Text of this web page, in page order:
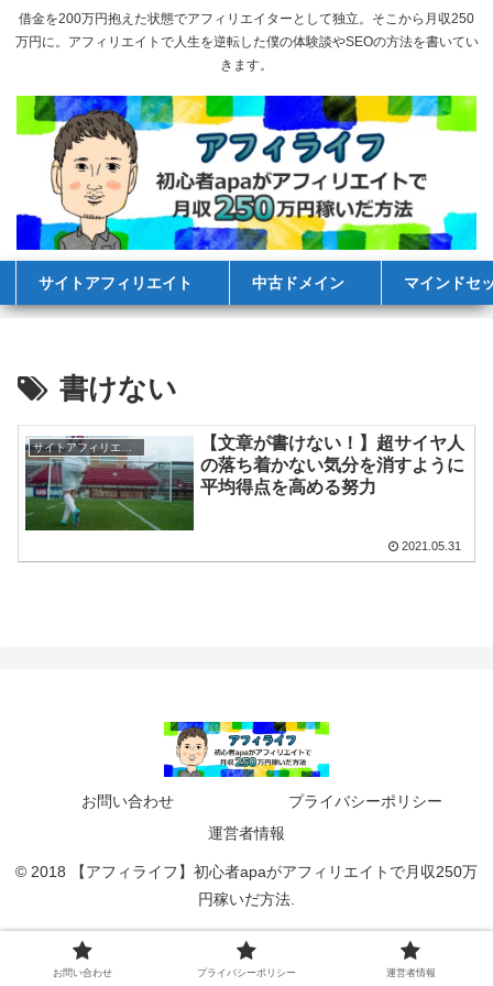
借金を200万円抱えた状態でアフィリエイターとして独立。そこから月収250
万円に。アフィリエイトで人生を逆転した僕の体験談やSEOの方法を書いてい
きます。
サイトアフィリエイト 中古ドメイン マインドセ
書けない
【文章が書けない！】超サイヤ人
の落ち着かない気分を消すように
平均得点を高める努力
2021.05.31
お問い合わせ
プライバシーポリシー
運営者情報
© 2018 【アフィライフ】初心者apaがアフィリエイトで月収250万
円稼いだ方法.
お問い合わせ プライバシーポリシー 運営者情報